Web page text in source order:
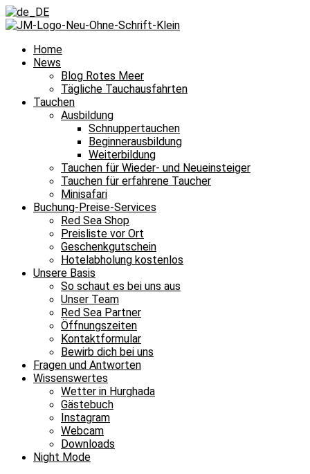
Home
News
Blog Rotes Meer
Tägliche Tauchausfahrten
Tauchen
Ausbildung
Schnuppertauchen
Beginnerausbildung
Weiterbildung
Tauchen für Wieder- und Neueinsteiger
Tauchen für erfahrene Taucher
Minisafari
Buchung-Preise-Services
Red Sea Shop
Preisliste vor Ort
Geschenkgutschein
Hotelabholung kostenlos
Unsere Basis
So schaut es bei uns aus
Unser Team
Red Sea Partner
Öffnungszeiten
Kontaktformular
Bewirb dich bei uns
Fragen und Antworten
Wissenswertes
Wetter in Hurghada
Gästebuch
Instagram
Webcam
Downloads
Night Mode